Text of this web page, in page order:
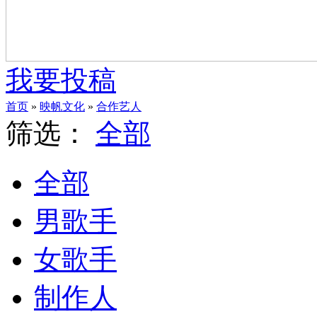
我要投稿
首页 » 映帆文化 » 合作艺人
筛选：
全部
全部
男歌手
女歌手
制作人